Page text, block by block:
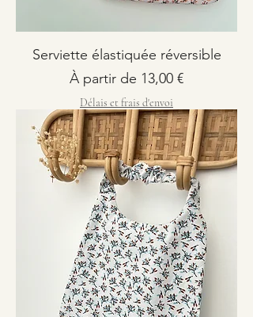
Serviette élastiquée réversible
À partir de 13,00 €
Prix promotionnel
Délais et frais d'envoi